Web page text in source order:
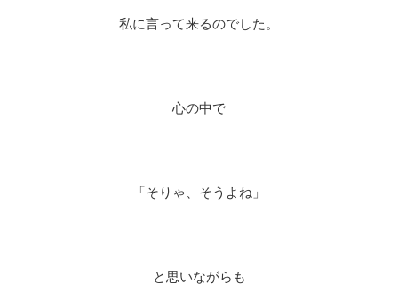
私に言って来るのでした。
心の中で
「そりゃ、そうよね」
と思いながらも